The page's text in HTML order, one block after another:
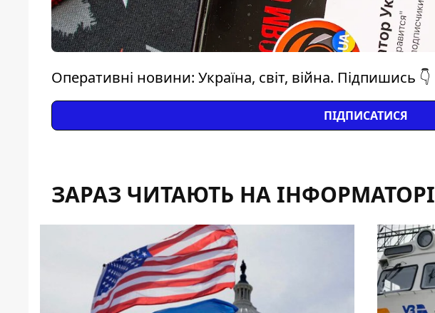
Оперативні новини: Україна, світ, війна. Підпишись 👇
ПІДПИСАТИСЯ
ЗАРАЗ ЧИТАЮТЬ НА ІНФОРМАТОРІ